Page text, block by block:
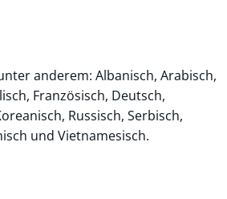
anderem: Albanisch, Arabisch,
Französisch, Deutsch,
Russisch, Serbisch,
und Vietnamesisch.